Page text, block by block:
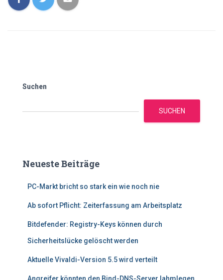
Suchen
SUCHEN
Neueste Beiträge
PC-Markt bricht so stark ein wie noch nie
Ab sofort Pflicht: Zeiterfassung am Arbeitsplatz
Bitdefender: Registry-Keys können durch
Sicherheitslücke gelöscht werden
Aktuelle Vivaldi-Version 5.5 wird verteilt